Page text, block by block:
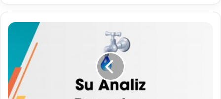
23.01.2021
Raporu